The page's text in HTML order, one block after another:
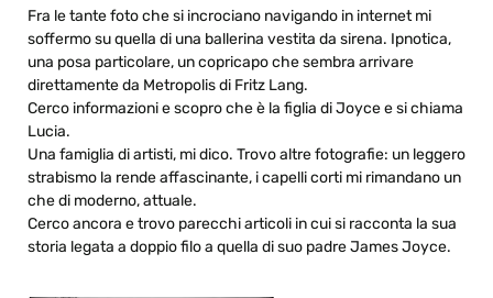
Fra le tante foto che si incrociano navigando in internet mi
soffermo su quella di una ballerina vestita da sirena. Ipnotica,
una posa particolare, un copricapo che sembra arrivare
direttamente da Metropolis di Fritz Lang.
Cerco informazioni e scopro che è la figlia di Joyce e si chiama
Lucia.
Una famiglia di artisti, mi dico. Trovo altre fotografie: un leggero
strabismo la rende affascinante, i capelli corti mi rimandano un
che di moderno, attuale.
Cerco ancora e trovo parecchi articoli in cui si racconta la sua
storia legata a doppio filo a quella di suo padre James Joyce.